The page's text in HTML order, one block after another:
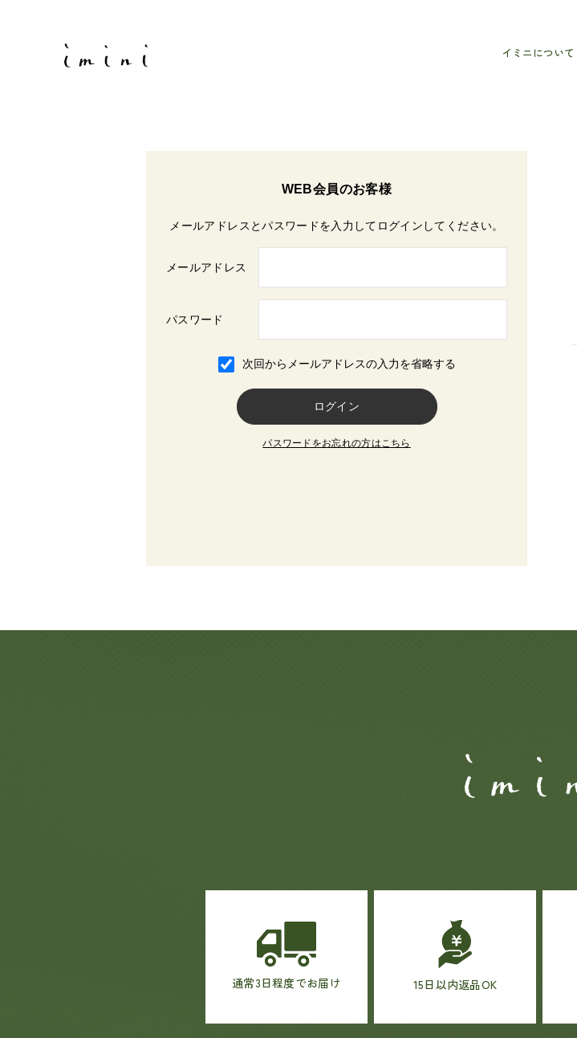
イミニについて
WEB会員のお客様
メールアドレスとパスワードを入力してログインしてください。
メールアドレス
パスワード
次回からメールアドレスの入力を省略する
パスワードをお忘れの方はこちら
通常3日程度でお届け 15日以内返品OK